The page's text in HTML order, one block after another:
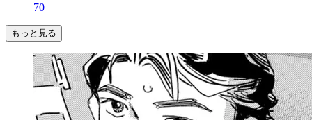
70
もっと見る